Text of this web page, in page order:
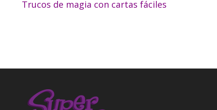
Trucos de magia con cartas fáciles